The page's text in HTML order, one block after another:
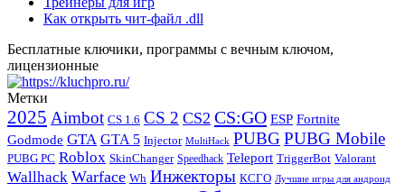
Как открыть чит-файл .dll
Бесплатные ключики, программы с вечным ключом,
лицензионные
Метки
2025 Aimbot CS 1.6 CS 2 CS2 CS:GO ESP Fortnite
Godmode GTA GTA 5 Injector MultiHack PUBG PUBG Mobile
PUBG PC Roblox SkinChanger Speedhack Teleport TriggerBot Valorant
Wallhack Warface Wh Инжекторы КСГО Лучшие игры для андроид